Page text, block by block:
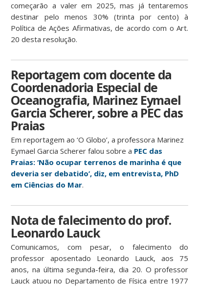
começarão a valer em 2025, mas já tentaremos
destinar pelo menos 30% (trinta por cento) à
Política de Ações Afirmativas, de acordo com o Art.
20 desta resolução.
Reportagem com docente da
Coordenadoria Especial de
Oceanografia, Marinez Eymael
Garcia Scherer, sobre a PEC das
Praias
Em reportagem ao ‘O Globo’, a professora Marinez
Eymael Garcia Scherer falou sobre a PEC das
Praias: ‘Não ocupar terrenos de marinha é que
deveria ser debatido’, diz, em entrevista, PhD
em Ciências do Mar.
Nota de falecimento do prof.
Leonardo Lauck
Comunicamos, com pesar, o falecimento do
professor aposentado Leonardo Lauck, aos 75
anos, na última segunda-feira, dia 20. O professor
Lauck atuou no Departamento de Física entre 1977